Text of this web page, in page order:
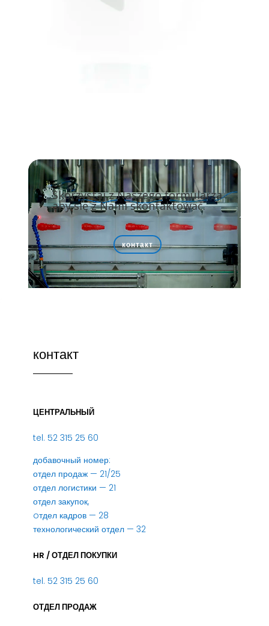
Видеоплеер
Skorzystaj z Naszego formularza
aby się z Nami skontaktować.
контакт
контакт
ЦЕНТРАЛЬНЫЙ
tel. 52 315 25 60
добавочный номер:
отдел продаж — 21/25
отдел логистики — 21
отдел закупок,
oтдел кадров — 28
технологический отдел — 32
HR / ОТДЕЛ ПОКУПКИ
tel. 52 315 25 60
ОТДЕЛ ПРОДАЖ